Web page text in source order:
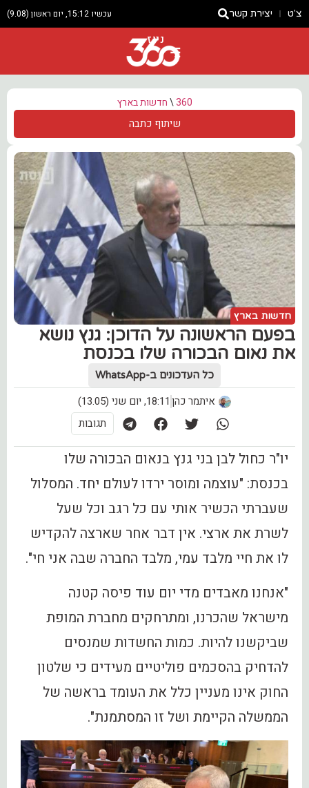
צ'ט יצירת קשר עכשיו 15:12, יום ראשון (9.08)
ניוז
360
\חדשות בארץ
שיתוף כתבה
חדשות בארץ
‏בפעם הראשונה על הדוכן: גנץ נושא
את נאום הבכורה שלו בכנסת
כל העדכונים ב-WhatsApp
איתמר כהן 18:11, יום שני (13.05)
תגובות
‏יו"ר כחול לבן בני גנץ בנאום הבכורה שלו
בכנסת: "עוצמה ומוסר ירדו לעולם יחד. המסלול
שעברתי הכשיר אותי עם כל רגב וכל שעל
לשרת את ארצי. אין דבר אחר שארצה להקדיש
לו את חיי מלבד עמי, מלבד החברה שבה אני חי".
"אנחנו מאבדים מדי יום עוד פיסה קטנה
מישראל שהכרנו, ומתרחקים מחברת המופת
שביקשנו להיות. כמות החשדות שמנסים
להדחיק בהסכמים פוליטיים מעידים כי שלטון
החוק אינו מעניין כלל את העומד בראשה של
הממשלה הקיימת ושל זו המסתמנת".